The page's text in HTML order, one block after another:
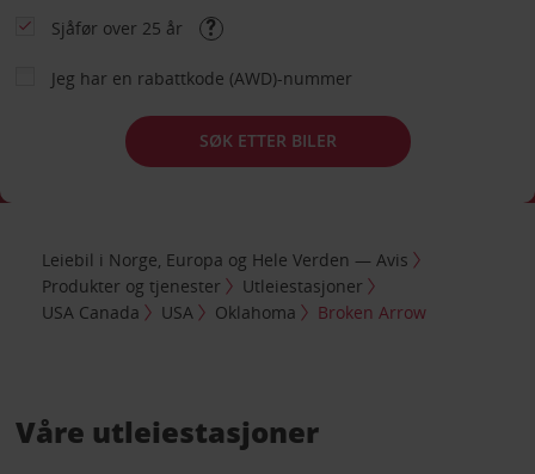
Sjåfør over 25 år
Jeg har en rabattkode (AWD)-nummer
SØK ETTER BILER
Leiebil i Norge, Europa og Hele Verden — Avis
Produkter og tjenester
Utleiestasjoner
USA Canada
USA Oklahoma Broken Arrow
Våre utleiestasjoner